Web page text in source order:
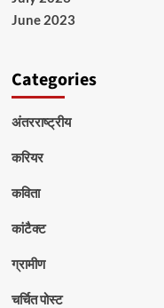
June 2023
Categories
अंतरराष्ट्रीय
करियर
कविता
कांटैक्ट
ग्रामीण
चर्चित पोस्ट